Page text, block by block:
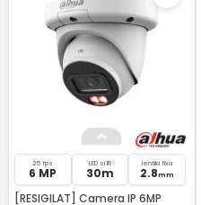
25 fps
6 MP
LED si IR
30m
lentila fixa
2.8mm
[RESIGILAT] Camera IP 6MP